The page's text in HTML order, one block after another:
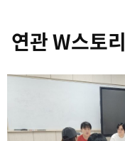
연관 W스토리